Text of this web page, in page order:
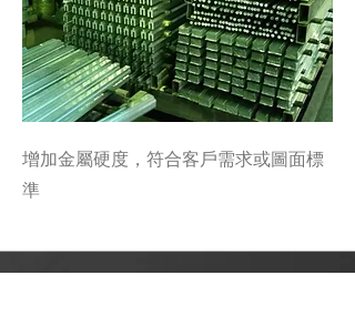
增加金屬硬度，符合客戶需求或圖面標
準